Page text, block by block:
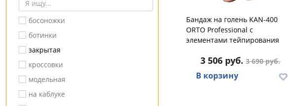
Hilberd
липосакция
маммопластика
мастэктомия
межпозвоночная грыжа
миозит
мозоли / натоптыши
на полную ногу
босоножки
ботинки
закрытая
кроссовки
модельная
на каблуке
Бандаж на голень KAN-400
ORTO Professional с
элементами тейпирования
3 506 руб.3 690 руб.
В корзину